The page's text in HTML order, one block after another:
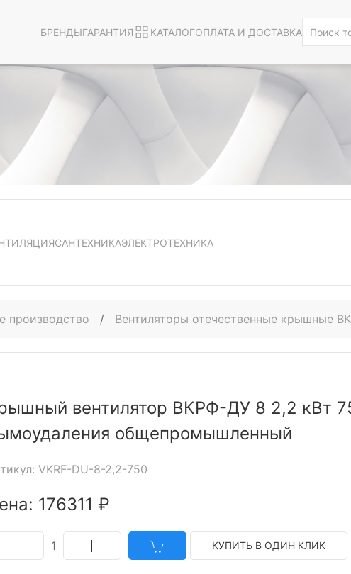
БРЕНДЫГАРАНТИЯ КАТАЛОГОПЛАТА И ДОСТАВКА
САНТЕХНИКАЭЛЕКТРОТЕХНИКА
производство / Вентиляторы отечественные крышные
вентилятор ВКРФ-ДУ 8 2,2 кВт
общепромышленный
VKRF-DU-8-2,2-750
176311 ₽
1 КУПИТЬ В ОДИН КЛИК